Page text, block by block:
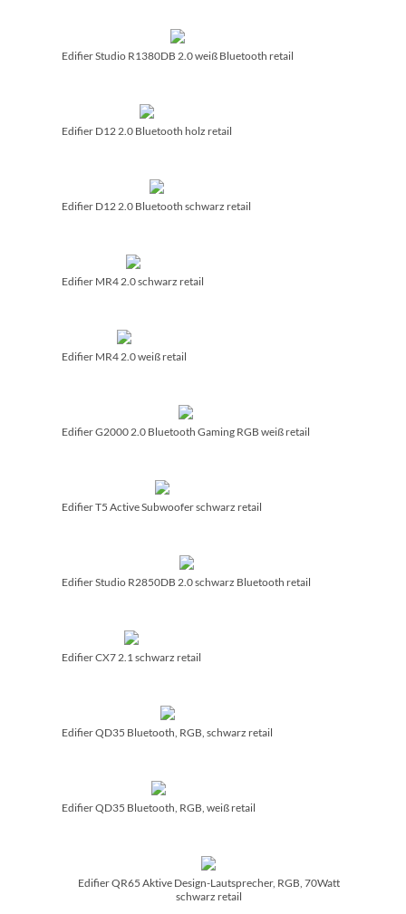
Edifier Studio R1380DB 2.0 weiß Bluetooth retail
Edifier D12 2.0 Bluetooth holz retail
Edifier D12 2.0 Bluetooth schwarz retail
Edifier MR4 2.0 schwarz retail
Edifier MR4 2.0 weiß retail
Edifier G2000 2.0 Bluetooth Gaming RGB weiß retail
Edifier T5 Active Subwoofer schwarz retail
Edifier Studio R2850DB 2.0 schwarz Bluetooth retail
Edifier CX7 2.1 schwarz retail
Edifier QD35 Bluetooth, RGB, schwarz retail
Edifier QD35 Bluetooth, RGB, weiß retail
Edifier QR65 Aktive Design-Lautsprecher, RGB, 70Watt
schwarz retail